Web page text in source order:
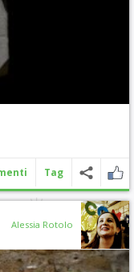
Tag
Alessia Rotolo